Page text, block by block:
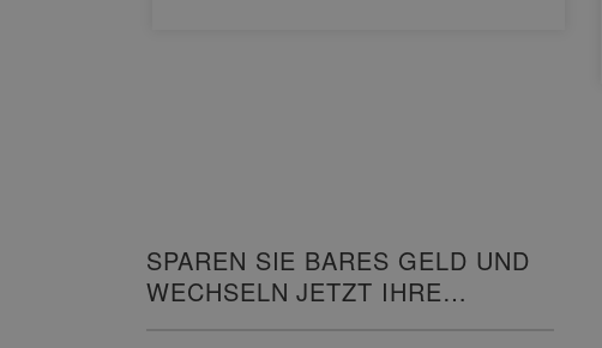
SPAREN SIE BARES GELD UND
WECHSELN JETZT IHRE